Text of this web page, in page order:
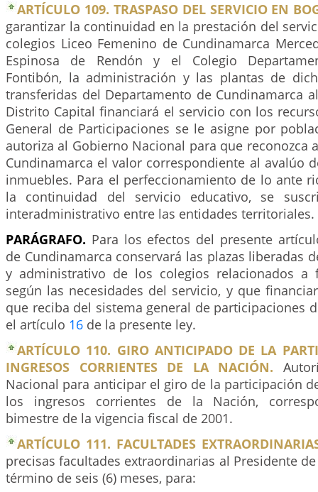
ARTÍCULO 109. TRASPASO DEL SERVICIO EN
garantizar la continuidad en la prestación del
colegios Liceo Femenino de Cundinamarca
Espinosa de Rendón y el Colegio
Fontibón, la administración y las plantas de
transferidas del Departamento de Cundinamarca
Distrito Capital financiará el servicio con los
General de Participaciones se le asigne por
autoriza al Gobierno Nacional para que reconozca
Cundinamarca el valor correspondiente al avalúo
inmuebles. Para el perfeccionamiento de lo ante
la continuidad del servicio educativo, se
interadministrativo entre las entidades territoriales.
PARÁGRAFO. Para los efectos del presente
de Cundinamarca conservará las plazas liberadas
y administrativo de los colegios relacionados a
según las necesidades del servicio, y que
que reciba del sistema general de participaciones
el artículo 16 de la presente ley.
ARTÍCULO 110. GIRO ANTICIPADO DE LA
INGRESOS CORRIENTES DE LA NACIÓN.
Nacional para anticipar el giro de la participación
los ingresos corrientes de la Nación,
bimestre de la vigencia fiscal de 2001.
ARTÍCULO 111. FACULTADES
precisas facultades extraordinarias al Presidente
término de seis (6) meses, para: